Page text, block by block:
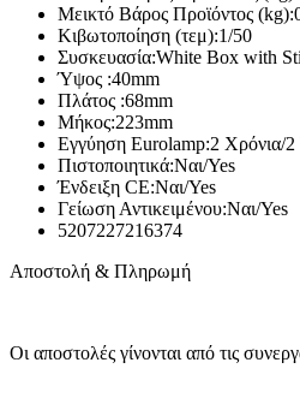
Μετατροπέας
Επίγεια –
Ψηφιακοί
Δορυφορικοί
Πεδιόμετρα
Ενισχυτές
Καλώδια
Συσκευές Εικόνας
Τηλεοράσεις
Μεικτό Βάρος Προϊόντος (kg):
Κιβωτοποίηση (τεμ):1/50
Συσκευασία:White Box with
Ύψος :40mm
Πλάτος :68mm
Μήκος:223mm
Εγγύηση Eurolamp:2 Χρόνια/2
Πιστοποιητικά:Ναι/Yes
Ένδειξη CE:Ναι/Yes
Γείωση Αντικειμένου:Ναι/Yes
5207227216374
Αποστολή & Πληρωμή
Οι αποστολές γίνονται από τις